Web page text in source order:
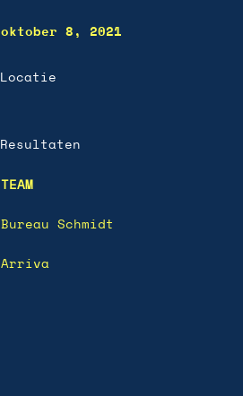
oktober 8, 2021
Locatie
Resultaten
TEAM
Bureau Schmidt
Arriva